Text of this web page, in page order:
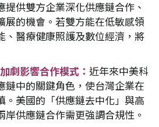
供雙方企業深化供應鏈合作、
展的機會。若雙方能在低敏感領
、醫療健康照護及數位經濟，將
劇影響合作模式： 近年來中美科
鏈中的關鍵角色，使台灣企業在
。美國的「供應鏈去中化」與高
供應鏈合作需更強調合規性。